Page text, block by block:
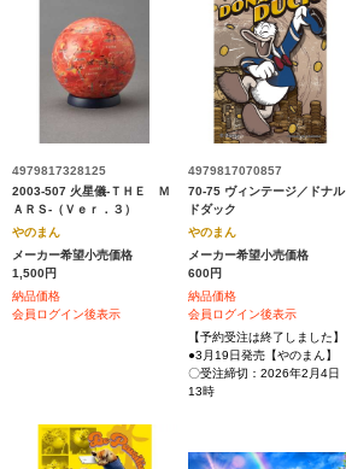
4979817328125
2003-507 火星儀‐ＴＨＥ Ｍ
ＡＲＳ‐（Ｖｅｒ．３）
やのまん
メーカー希望小売価格
1,500円
納品価格
会員ログイン後表示
4979817070857
70-75 ヴィンテージ／ドナル
ドダック
やのまん
メーカー希望小売価格
600円
納品価格
会員ログイン後表示
【予約受注は終了しました】
●3月19日発売【やのまん】
〇受注締切：2026年2月4日
13時